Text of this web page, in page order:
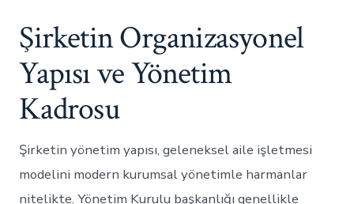
Şirketin Organizasyonel
Yapısı ve Yönetim
Kadrosu
Şirketin yönetim yapısı, geleneksel aile işletmesi
modelini modern kurumsal yönetimle harmanlar
nitelikte. Yönetim Kurulu başkanlığı genellikle